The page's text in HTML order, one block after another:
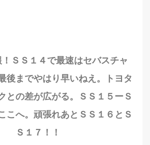
ＳＳ１４で最速はセバスチャ
後までやはり早いねえ。トヨタ
との差が広がる。ＳＳ１５ーＳ
こへ。頑張れあとＳＳ１６とＳ
Ｓ１７！！